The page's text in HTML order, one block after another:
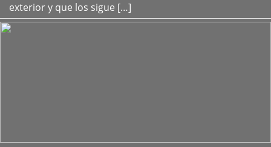
exterior y que los sigue […]